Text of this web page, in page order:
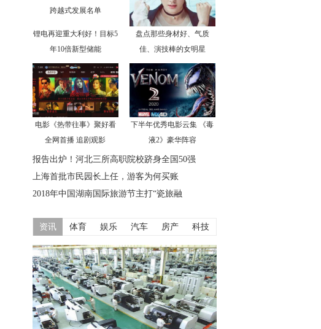
锂电再迎重大利好！目标5
年10倍新型储能
盘点那些身材好、气质
佳、演技棒的女明星
电影《热带往事》聚好看
全网首播 追剧观影
下半年优秀电影云集 《毒
液2》豪华阵容
报告出炉！河北三所高职院校跻身全国50强
上海首批市民园长上任，游客为何买账
2018年中国湖南国际旅游节主打“瓷旅融
资讯 体育 娱乐 汽车 房产 科技